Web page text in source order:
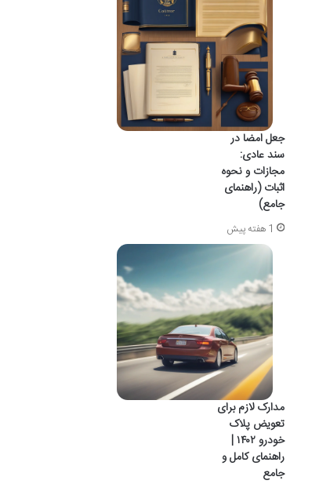
جعل امضا در
سند عادی:
مجازات و نحوه
اثبات (راهنمای
جامع)
1 هفته پیش
مدارک لازم برای
تعویض پلاک
خودرو ۱۴۰۲ |
راهنمای کامل و
جامع